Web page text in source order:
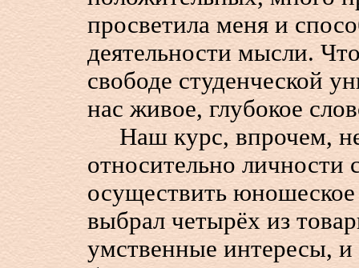
просветила меня и
деятельности мысли.
свободе студенческой
нас живое, глубокое
Наш курс, впрочем, не
относительно личности
осуществить
выбрал четырёх из
умственные интересы,